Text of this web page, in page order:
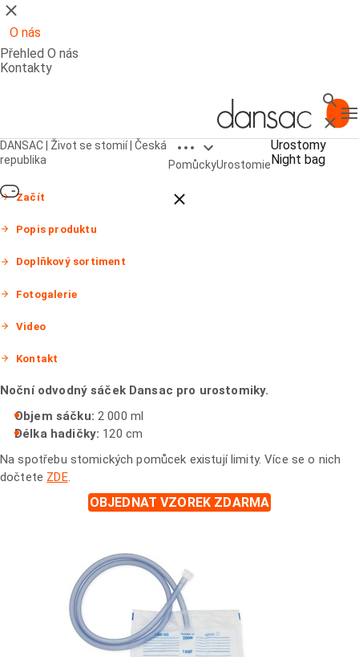
Zavřít
O nás
Přehled O nás
Kontakty
Hledat
Zavřít
DANSAC | Život se stomií | Česká
republika
Open breadcrumbs
Close breadcrumbs
PomůckyUrostomie
Urostomy
Night bag
Urostomy Night bag
Začít
Popis produktu
Doplňkový sortiment
Fotogalerie
Video
Kontakt
Noční odvodný sáček Dansac pro urostomiky.
Objem sáčku: 2 000 ml
Délka hadičky: 120 cm
Na spotřebu stomických pomůcek existují limity. Více se o nich
dočtete ZDE.
OBJEDNAT VZOREK ZDARMA